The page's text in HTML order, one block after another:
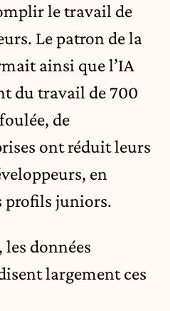
le travail de
Le patron de la
ainsi que l’IA
du travail de 700
de
ont réduit leurs
en
profils juniors.
données
largement ces